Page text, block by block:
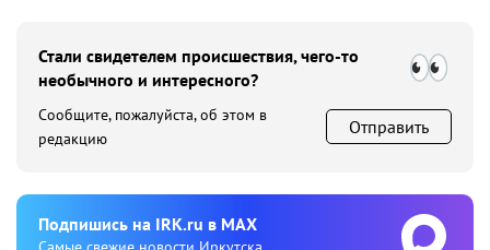
Стали свидетелем происшествия, чего-то
необычного и интересного?
Сообщите, пожалуйста, об этом в
редакцию
Отправить
Подпишиcь на IRK.ru в MAX